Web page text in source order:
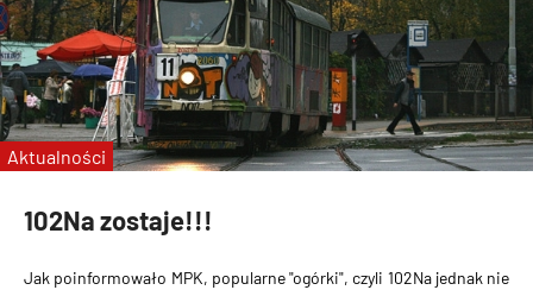
102Na zostaje!!!
Jak poinformowało MPK, popularne "ogórki", czyli 102Na jednak nie
Aktualności